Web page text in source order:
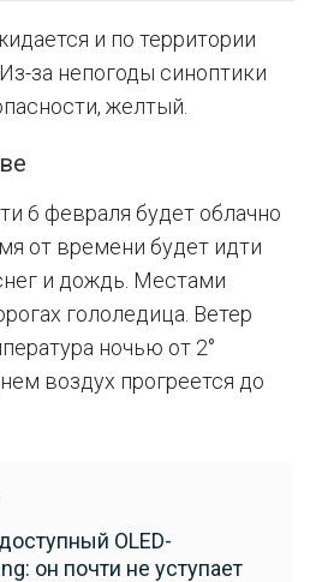
и по территории
за непогоды синоптики
желтый.
6 февраля будет облачно
от времени будет идти
и дождь. Местами
гололедица. Ветер
ночью от 2°
воздух прогреется до
OLED-
он почти не уступает